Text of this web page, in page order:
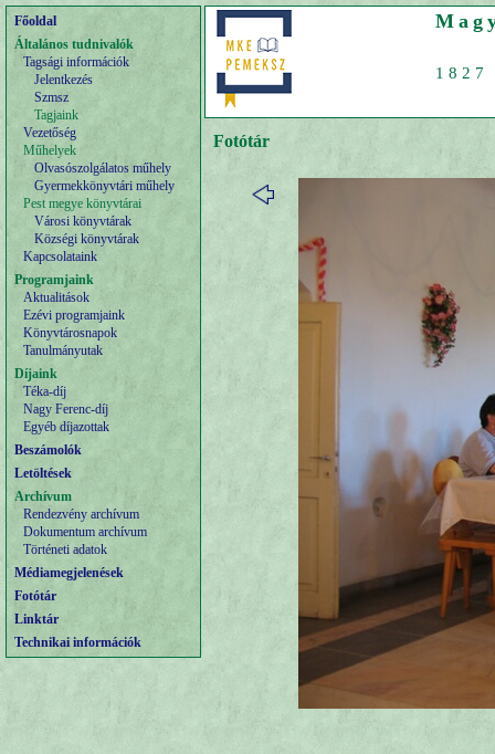
Főoldal
Általános tudnivalók
Tagsági információk
Jelentkezés
Szmsz
Tagjaink
Vezetőség
Műhelyek
Olvasószolgálatos műhely
Gyermekkönyvtári műhely
Pest megye könyvtárai
Városi könyvtárak
Községi könyvtárak
Kapcsolataink
Programjaink
Aktualitások
Ezévi programjaink
Könyvtárosnapok
Tanulmányutak
Díjaink
Téka-díj
Nagy Ferenc-díj
Egyéb díjazottak
Beszámolók
Letöltések
Archívum
Rendezvény archívum
Dokumentum archívum
Történeti adatok
Médiamegjelenések
Fotótár
Linktár
Technikai információk
Fotótár